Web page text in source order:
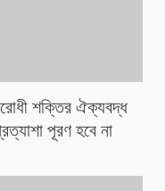
শক্তির ঐক্যবদ্ধ
পূরণ হবে না